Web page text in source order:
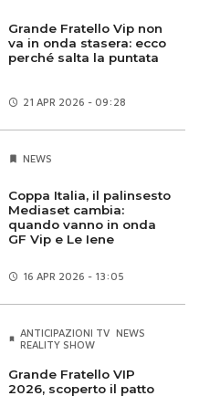
Grande Fratello Vip non
va in onda stasera: ecco
perché salta la puntata
21 APR 2026 - 09:28
NEWS
Coppa Italia, il palinsesto
Mediaset cambia:
quando vanno in onda
GF Vip e Le Iene
16 APR 2026 - 13:05
ANTICIPAZIONI TV NEWS
REALITY SHOW
Grande Fratello VIP
2026, scoperto il patto